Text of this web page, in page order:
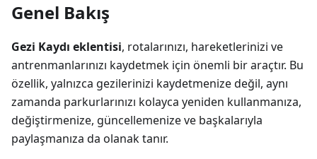
Genel Bakış
Gezi Kaydı eklentisi, rotalarınızı, hareketlerinizi ve
antrenmanlarınızı kaydetmek için önemli bir araçtır. Bu
özellik, yalnızca gezilerinizi kaydetmenize değil, aynı
zamanda parkurlarınızı kolayca yeniden kullanmanıza,
değiştirmenize, güncellemenize ve başkalarıyla
paylaşmanıza da olanak tanır.